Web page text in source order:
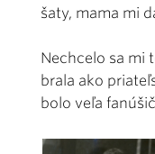
šaty, mama mi
Nechcelo sa mi
brala ako
bolo veľa